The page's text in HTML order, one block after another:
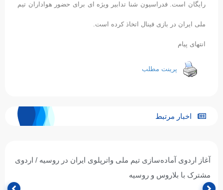
رایگان است. فدراسیون شنا تدابیر ویژه ای برای حضور هواداران تیم
ملی ایران در بازی فینال اتخاذ کرده است.
انتهای پیام
پرینت مطلب
اخبار مرتبط
آغاز اردوی آماده‌سازی تیم ملی واترپلوی ایران در روسیه / اردوی
مشترک با بلاروس و روسیه